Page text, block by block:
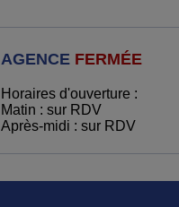
AGENCE FERMÉE
Horaires d'ouverture :
Matin : sur RDV
Après-midi : sur RDV